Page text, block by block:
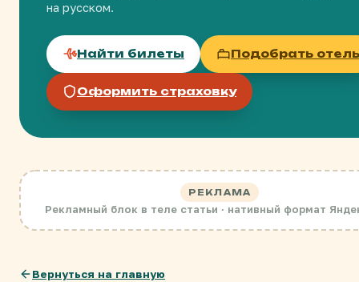
на русском.
Найти билеты Подобрать отель
Оформить страховку
РЕКЛАМА
Рекламный блок в теле статьи · нативный формат
Вернуться на главную